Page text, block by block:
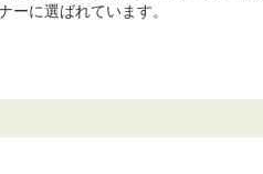
に選ばれています。